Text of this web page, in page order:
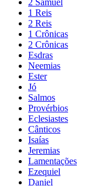
2 Samuel
1 Reis
2 Reis
1 Crônicas
2 Crônicas
Esdras
Neemias
Ester
Jó
Salmos
Provérbios
Eclesiastes
Cânticos
Isaías
Jeremias
Lamentações
Ezequiel
Daniel